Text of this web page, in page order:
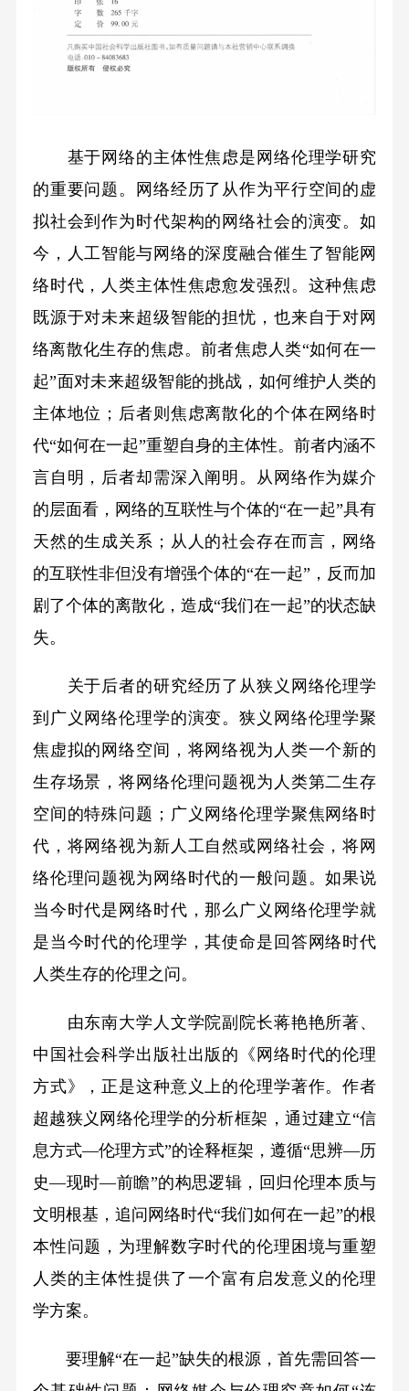
基于网络的主体性焦虑是网络伦理学研究
的重要问题。网络经历了从作为平行空间的虚
拟社会到作为时代架构的网络社会的演变。如
今，人工智能与网络的深度融合催生了智能网
络时代，人类主体性焦虑愈发强烈。这种焦虑
既源于对未来超级智能的担忧，也来自于对网
络离散化生存的焦虑。前者焦虑人类“如何在一
起”面对未来超级智能的挑战，如何维护人类的
主体地位；后者则焦虑离散化的个体在网络时
代“如何在一起”重塑自身的主体性。前者内涵不
言自明，后者却需深入阐明。从网络作为媒介
的层面看，网络的互联性与个体的“在一起”具有
天然的生成关系；从人的社会存在而言，网络
的互联性非但没有增强个体的“在一起”，反而加
剧了个体的离散化，造成“我们在一起”的状态缺
失。
关于后者的研究经历了从狭义网络伦理学
到广义网络伦理学的演变。狭义网络伦理学聚
焦虚拟的网络空间，将网络视为人类一个新的
生存场景，将网络伦理问题视为人类第二生存
空间的特殊问题；广义网络伦理学聚焦网络时
代，将网络视为新人工自然或网络社会，将网
络伦理问题视为网络时代的一般问题。如果说
当今时代是网络时代，那么广义网络伦理学就
是当今时代的伦理学，其使命是回答网络时代
人类生存的伦理之问。
由东南大学人文学院副院长蒋艳艳所著、
中国社会科学出版社出版的《网络时代的伦理
方式》，正是这种意义上的伦理学著作。作者
超越狭义网络伦理学的分析框架，通过建立“信
息方式—伦理方式”的诠释框架，遵循“思辨—历
史—现时—前瞻”的构思逻辑，回归伦理本质与
文明根基，追问网络时代“我们如何在一起”的根
本性问题，为理解数字时代的伦理困境与重塑
人类的主体性提供了一个富有启发意义的伦理
学方案。
要理解“在一起”缺失的根源，首先需回答一